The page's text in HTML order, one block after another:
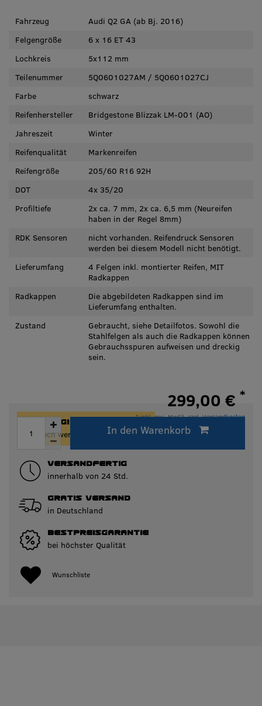
Fahrzeug
Audi Q2 GA (ab Bj. 2016)
Felgengröße
6 x 16 ET 43
Lochkreis
5x112 mm
Teilenummer
5Q0601027AM / 5Q0601027CJ
Farbe
schwarz
Reifenhersteller
Bridgestone Blizzak LM-001 (AO)
Jahreszeit
Winter
Reifenqualität
Markenreifen
Reifengröße
205/60 R16 92H
DOT
4x 35/20
Profiltiefe
2x ca. 7 mm, 2x ca. 6,5 mm (Neureifen
haben in der Regel 8mm)
RDK Sensoren
nicht vorhanden. Reifendruck Sensoren
werden bei diesem Modell nicht benötigt.
Lieferumfang
4 Felgen inkl. montierter Reifen, MIT
Radkappen
Radkappen
Die abgebildeten Radkappen sind im
Lieferumfang enthalten.
Zustand
Gebraucht, siehe Detailfotos. Sowohl die
Stahlfelgen als auch die Radkappen können
Gebrauchsspuren aufweisen und dreckig
sein.
VERSANDFERTIG
innerhalb von 24 Std.
GRATIS VERSAND
in Deutschland
BESTPREISGARANTIE
bei höchster Qualität
Wunschliste
ACHTUNG!
Nur noch wenige Artikel auf Lager!
299,00 € *
* inkl. ges. MwSt. zzgl.Versandkosten
Innerhalb von 24h versandfertig.
In den Warenkorb